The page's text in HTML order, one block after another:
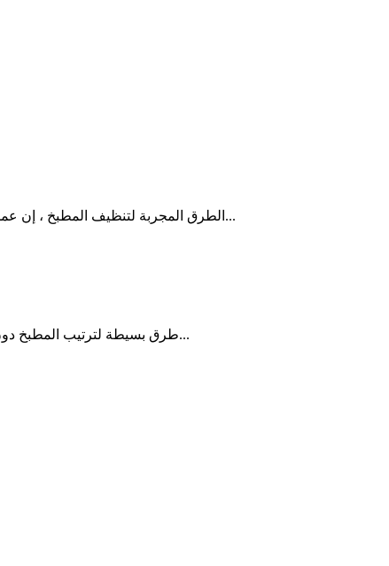
الطرق المجربة لتنظيف المطبخ ، إن عملية تنظيف المطبخ تعتبر من أهم العمليات التي تحرص عليها ربات البيوت .كما أن...
طرق بسيطة لترتيب المطبخ دون مجهود كبير ، يعد المطبخ من أكثر الأماكن التي تقضي المرأة فيه معظم وقتها...